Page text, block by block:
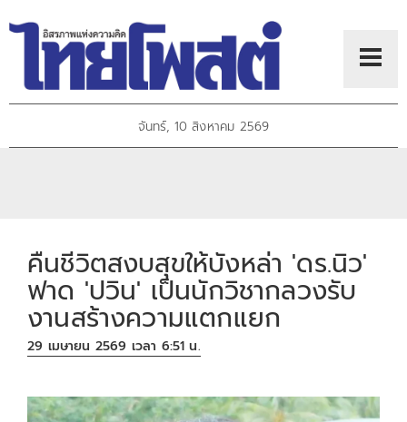
จันทร์, 10 สิงหาคม 2569
คืนชีวิตสงบสุขให้บังหล่า 'ดร.นิว'
ฟาด 'ปวิน' เป็นนักวิชากลวงรับ
งานสร้างความแตกแยก
29 เมษายน 2569 เวลา 6:51 น.